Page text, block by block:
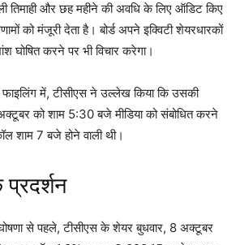
तिमाही और छह महीने की अवधि के लिए ऑडिट किए
को मंजूरी देता है। बोर्ड अपने इक्विटी शेयरधारकों
घोषित करने पर भी विचार करेगा।
में, टीसीएस ने उल्लेख किया कि उसकी
को शाम 5:30 बजे मीडिया को संबोधित करने
शाम 7 बजे होने वाली थी।
से पहले, टीसीएस के शेयर बुधवार, 8 अक्टूबर